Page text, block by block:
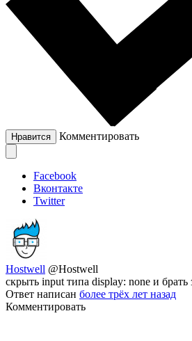
Нравится Комментировать
Facebook
Вконтакте
Twitter
Hostwell @Hostwell
скрыть input типа display: none и брать
Ответ написан более трёх лет назад
Комментировать